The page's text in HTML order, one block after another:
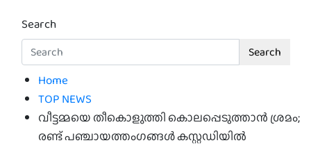
Search
Search
Home
TOP NEWS
വീട്ടമ്മയെ തീകൊളുത്തി കൊലപ്പെടുത്താന്‍ ശ്രമം;
രണ്ട് പഞ്ചായത്തംഗങ്ങള്‍ കസ്റ്റഡിയില്‍